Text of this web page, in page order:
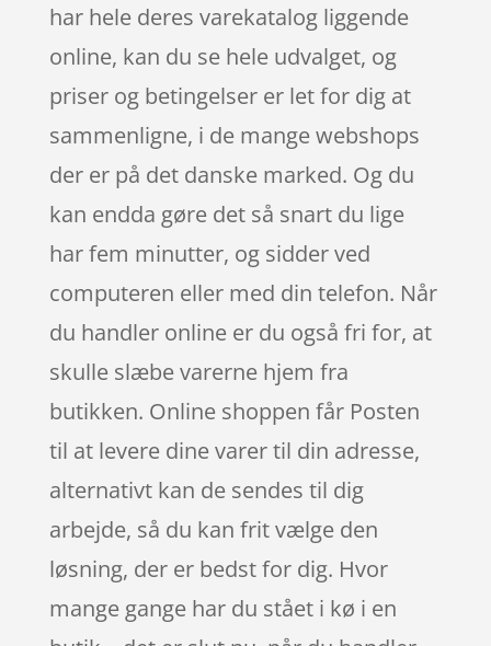
har hele deres varekatalog liggende
online, kan du se hele udvalget, og
priser og betingelser er let for dig at
sammenligne, i de mange webshops
der er på det danske marked. Og du
kan endda gøre det så snart du lige
har fem minutter, og sidder ved
computeren eller med din telefon. Når
du handler online er du også fri for, at
skulle slæbe varerne hjem fra
butikken. Online shoppen får Posten
til at levere dine varer til din adresse,
alternativt kan de sendes til dig
arbejde, så du kan frit vælge den
løsning, der er bedst for dig. Hvor
mange gange har du stået i kø i en